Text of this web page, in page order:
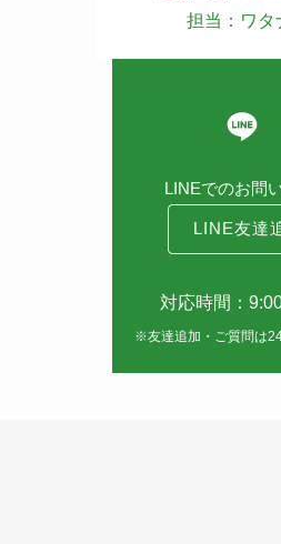
担当：ワタ
LINEでのお問
LINE友達
対応時間：
※友達追加・ご質問は